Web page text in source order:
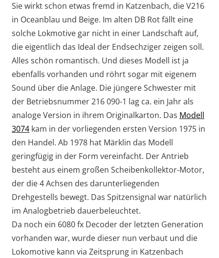
Sie wirkt schon etwas fremd in Katzenbach, die V216
in Oceanblau und Beige. Im alten DB Rot fällt eine
solche Lokmotive gar nicht in einer Landschaft auf,
die eigentlich das Ideal der Endsechziger zeigen soll.
Alles schön romantisch. Und dieses Modell ist ja
ebenfalls vorhanden und röhrt sogar mit eigenem
Sound über die Anlage. Die jüngere Schwester mit
der Betriebsnummer 216 090-1 lag ca. ein Jahr als
analoge Version in ihrem Originalkarton. Das Modell
3074 kam in der vorliegenden ersten Version 1975 in
den Handel. Ab 1978 hat Märklin das Modell
geringfügig in der Form vereinfacht. Der Antrieb
besteht aus einem großen Scheibenkollektor-Motor,
der die 4 Achsen des darunterliegenden
Drehgestells bewegt. Das Spitzensignal war natürlich
im Analogbetrieb dauerbeleuchtet.
Da noch ein 6080 fx Decoder der letzten Generation
vorhanden war, wurde dieser nun verbaut und die
Lokomotive kann via Zeitsprung in Katzenbach